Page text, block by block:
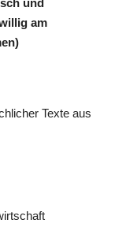
und
am
Texte aus